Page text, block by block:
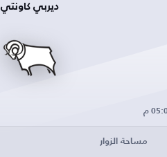
ديربي كاونتي
مساحة الزوار